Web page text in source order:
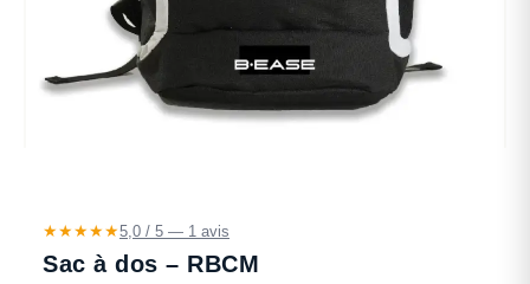
★★★★★5,0 / 5 — 1 avis
Sac à dos – RBCM